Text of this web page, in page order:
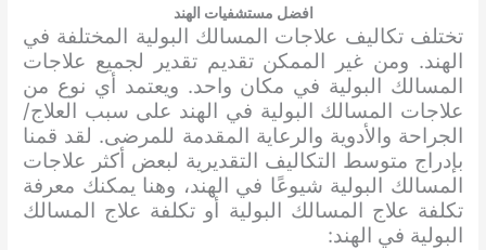
افضل مستشفيات الهند
تختلف تكاليف علاجات المسالك البولية المختلفة في
الهند. ومن غير الممكن تقديم تقدير لجميع علاجات
المسالك البولية في مكان واحد. ويعتمد أي نوع من
علاجات المسالك البولية في الهند على سبب العلاج/
الجراحة والأدوية والرعاية المقدمة للمرضى. لقد قمنا
بإدراج متوسط ​​التكاليف التقديرية لبعض أكثر علاجات
المسالك البولية شيوعًا في الهند، وهنا يمكنك معرفة
تكلفة علاج المسالك البولية أو تكلفة علاج المسالك
البولية في الهند: